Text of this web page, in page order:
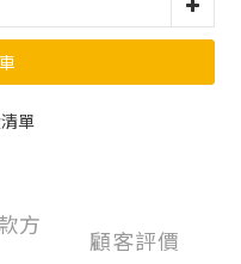
單
方
顧客評價